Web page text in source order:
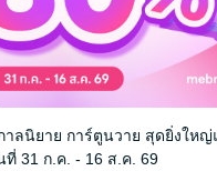
หน้าที่ 1
าลนิยาย การ์ตูนวาย สุดยิ่งให
31 ก.ค. - 16 ส.ค. 69